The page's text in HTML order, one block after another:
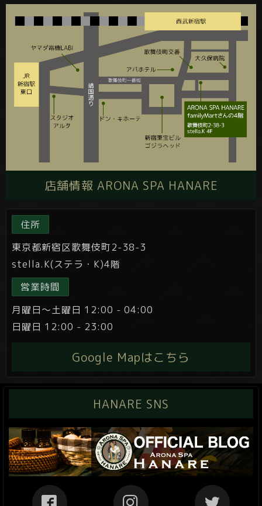
店舗情報 ARONA SPA HANARE
住所
東京都新宿区歌舞伎町2-38-3
stella.K(ステラ・K)4階
営業時間
月曜日～土曜日 12:00 - 04:00
日曜日 12:00 - 23:00
Google Mapはこちら
HANARE SNS